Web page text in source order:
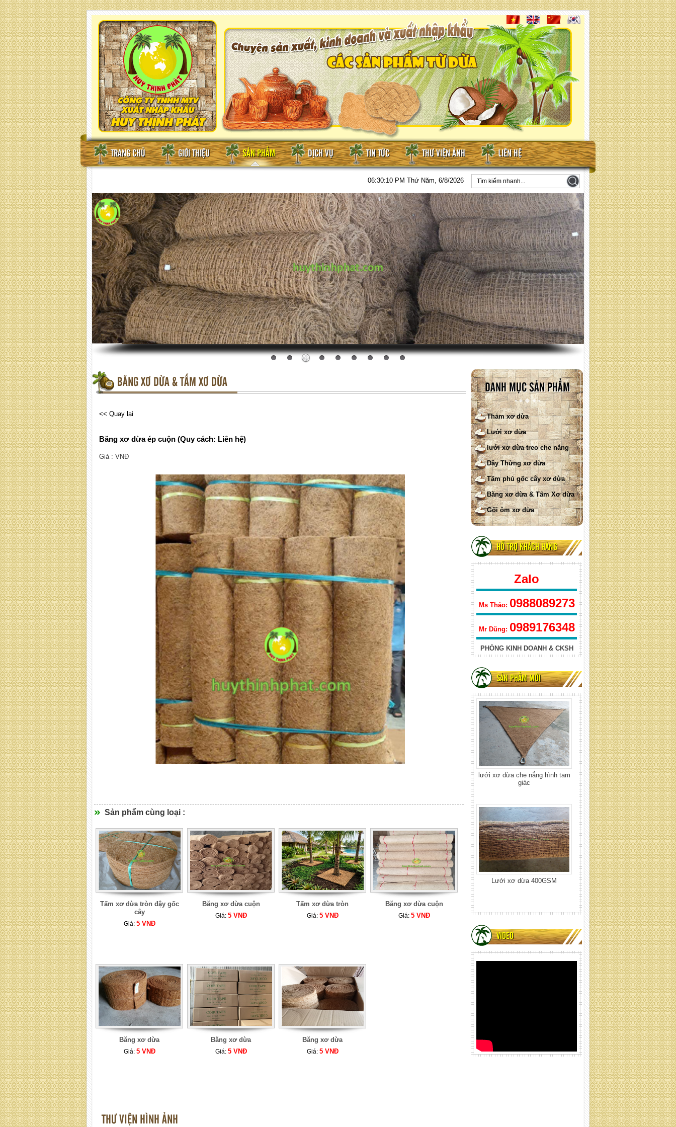
TRANG CHỦ GIỚI THIỆU SẢN PHẨM DỊCH VỤ TIN TỨC THƯ VIỆN ẢNH LIÊN HỆ
06:30:11 PM Thứ Năm, 6/8/2026
DANH MỤC SẢN PHẨM
Thảm xơ dừa
Lưới xơ dừa
lưới xơ dừa treo che nắng
Dây Thừng xơ dừa
Tấm phủ gốc cây xơ dừa
Băng xơ dừa & Tấm Xơ dừa
Gối ôm xơ dừa
HỖ TRỢ KHÁCH HÀNG
Zalo
Ms Thảo: 0988089273
Mr Dũng: 0989176348
PHÒNG KINH DOANH & CKSH
SẢN PHẨM MỚI
Lưới xơ dừa phủ đồi ( quy cách
Lưới xơ dừa treo ( hình tròn)
Lưới xơ dừa treo ( hình vuông)
lưới xơ dừa che nắng hình tam
giác
Lưới xơ dừa 400GSM
Lưới xơ dừa 700 GSM
VIDEO
BĂNG XƠ DỪA & TẤM XƠ DỪA
<< Quay lại
Băng xơ dừa ép cuộn (Quy cách: Liên hệ)
Giá : VNĐ
Sản phẩm cùng loại :
Tấm xơ dừa tròn đậy gốc
cây
Giá: 5 VNĐ
Băng xơ dừa cuộn
Giá: 5 VNĐ
Tấm xơ dừa tròn
Giá: 5 VNĐ
Băng xơ dừa cuộn
Giá: 5 VNĐ
Băng xơ dừa
Giá: 5 VNĐ
Băng xơ dừa
Giá: 5 VNĐ
Băng xơ dừa
Giá: 5 VNĐ
THƯ VIỆN HÌNH ẢNH